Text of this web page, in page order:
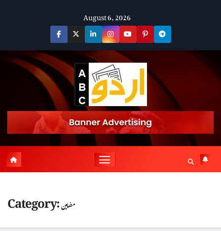
August 6, 2026
Category:مضامین